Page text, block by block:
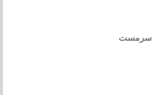
سرمست